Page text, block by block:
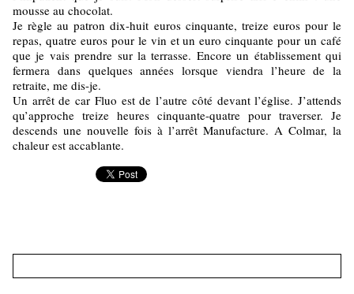
mousse au chocolat.
Je règle au patron dix-huit euros cinquante, treize euros pour le
repas, quatre euros pour le vin et un euro cinquante pour un café
que je vais prendre sur la terrasse. Encore un établissement qui
fermera dans quelques années lorsque viendra l’heure de la
retraite, me dis-je.
Un arrêt de car Fluo est de l’autre côté devant l’église. J’attends
qu’approche treize heures cinquante-quatre pour traverser. Je
descends une nouvelle fois à l’arrêt Manufacture. A Colmar, la
chaleur est accablante.